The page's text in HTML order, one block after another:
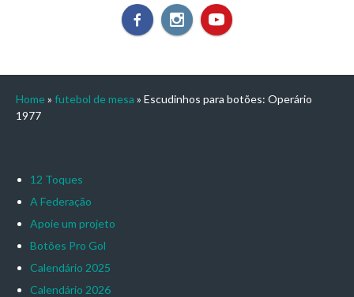
Home » futebol de mesa » Escudinhos para botões: Operário
1977
12 Toques
A Federação
Apoie um projeto
Botões Pro Gol
Calendário 2025
Calendário 2026